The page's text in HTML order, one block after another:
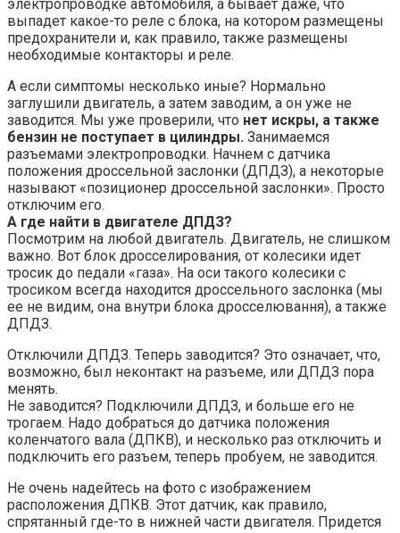
электропроводке автомобиля, а бывает даже, что
выпадет какое-то реле с блока, на котором размещены
предохранители и, как правило, также размещены
необходимые контакторы и реле.
А если симптомы несколько иные? Нормально
заглушили двигатель, а затем заводим, а он уже не
заводится. Мы уже проверили, что нет искры, а также
бензин не поступает в цилиндры. Занимаемся
разъемами электропроводки. Начнем с датчика
положения дроссельной заслонки (ДПДЗ), а некоторые
называют «позиционер дроссельной заслонки». Просто
отключим его.
А где найти в двигателе ДПДЗ?
Посмотрим на любой двигатель. Двигатель, не слишком
важно. Вот блок дросселирования, от колесики идет
тросик до педали «газа». На оси такого колесики с
тросиком всегда находится дроссельного заслонка (мы
ее не видим, она внутри блока дросселювання), а также
ДПДЗ.
Отключили ДПДЗ. Теперь заводится? Это означает, что,
возможно, был неконтакт на разъеме, или ДПДЗ пора
менять.
Не заводится? Подключили ДПДЗ, и больше его не
трогаем. Надо добраться до датчика положения
коленчатого вала (ДПКВ), и несколько раз отключить и
подключить его разъем, теперь пробуем, не заводится.
Не очень надейтесь на фото с изображением
расположения ДПКВ. Этот датчик, как правило,
спрятанный где-то в нижней части двигателя. Придется